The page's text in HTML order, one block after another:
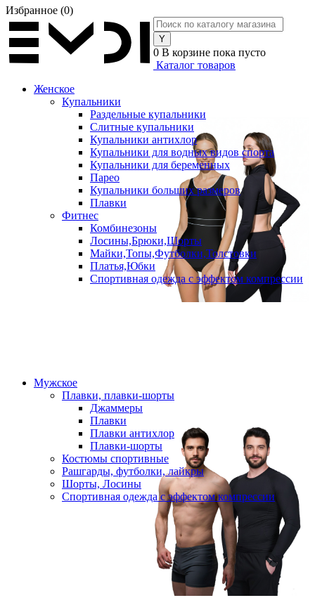
Избранное (0)
0 В корзине пока пусто
Каталог товаров
Женское
Купальники
Раздельные купальники
Слитные купальники
Купальники антихлор
Купальники для водных видов спорта
Купальники для беременных
Парео
Купальники больших размеров
Плавки
Фитнес
Комбинезоны
Лосины,Брюки,Шорты
Майки,Топы,Футболки,Толстовки
Платья,Юбки
Спортивная одежда с эффектом компрессии
Мужское
Плавки, плавки-шорты
Джаммеры
Плавки
Плавки антихлор
Плавки-шорты
Костюмы спортивные
Рашгарды, футболки, лайкры
Шорты, Лосины
Спортивная одежда с эффектом компрессии